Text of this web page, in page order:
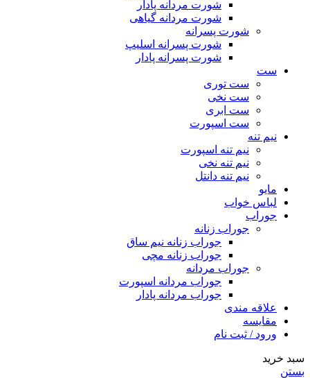
شورت مردانه پادار
شورت مردانه گیاهی
شورت پسرانه
شورت پسرانه اسلیپ
شورت پسرانه پادار
ست
ست توری
ست نخی
ست ابری
ست اسپورت
نیم تنه
نیم تنه اسپورت
نیم تنه نخی
نیم تنه دانتل
مایو
لباس خواب
جوراب
جوراب زنانه
جوراب زنانه نیم ساق
جوراب زنانه مچی
جوراب مردانه
جوراب مردانه اسپورت
جوراب مردانه پادار
علاقه مندی
مقایسه
ورود / ثبت نام
سبد خرید
بستن